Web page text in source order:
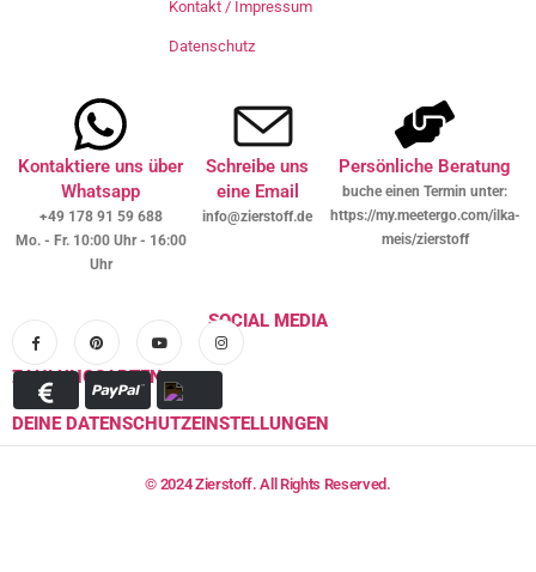
Kontakt / Impressum
Datenschutz
Kontaktiere uns über
Whatsapp
+49 178 91 59 688
Mo. - Fr. 10:00 Uhr - 16:00
Uhr
Schreibe uns
eine Email
info@zierstoff.de
Persönliche Beratung
buche einen Termin unter:
https://my.meetergo.com/ilka-
meis/zierstoff
SOCIAL MEDIA
ZAHLUNGSARTEN
DEINE DATENSCHUTZEINSTELLUNGEN
© 2024 Zierstoff. All Rights Reserved.